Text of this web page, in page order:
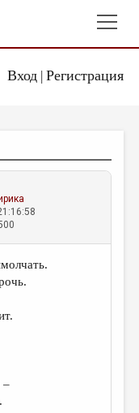
Вход| Регистрация
–